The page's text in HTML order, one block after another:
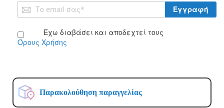
Παρακολούθηση παραγγελίας
Εγγραφή
στο
Δελτίο: Έχω διαβάσει και αποδεχτεί τους
Όρους Χρήσης
Εγγραφή